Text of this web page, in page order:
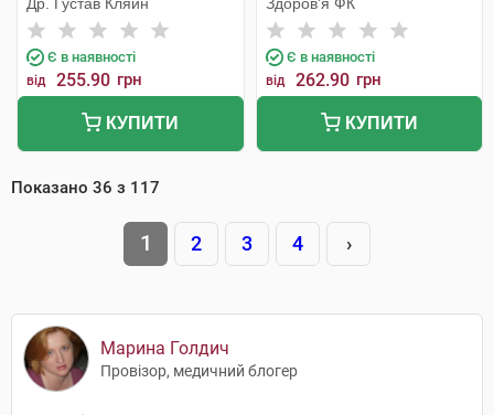
Є в наявності
від 255.90 грн
КУПИТИ
Є в наявності
від 262.90 грн
КУПИТИ
Показано 36 з 117
1 2 3 4 ›
Марина Голдич
Провізор, медичний блогер